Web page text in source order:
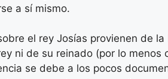
a sí mismo.
el rey Josías provienen de
ni de su reinado (por lo
se debe a los pocos